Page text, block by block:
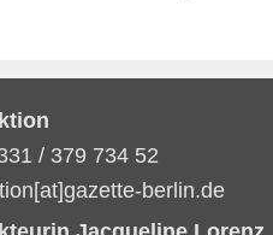
/ 379 734 52
berlin.de